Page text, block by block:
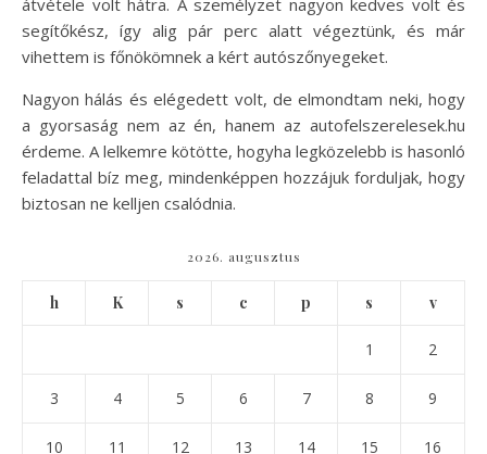
átvétele volt hátra. A személyzet nagyon kedves volt és
segítőkész, így alig pár perc alatt végeztünk, és már
vihettem is főnökömnek a kért autószőnyegeket.
Nagyon hálás és elégedett volt, de elmondtam neki, hogy
a gyorsaság nem az én, hanem az autofelszerelesek.hu
érdeme. A lelkemre kötötte, hogyha legközelebb is hasonló
feladattal bíz meg, mindenképpen hozzájuk forduljak, hogy
biztosan ne kelljen csalódnia.
2026. augusztus
h K s c p s v
1 2
3 4 5 6 7 8 9
10 11 12 13 14 15 16